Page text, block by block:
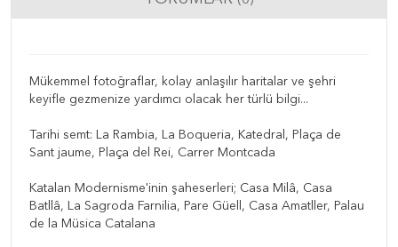
Mükemmel fotoğraflar, kolay anlaşılır haritalar ve şehri
keyifle gezmenize yardımcı olacak her türlü bilgi...
Tarihi semt: La Rambia, La Boqueria, Katedral, Plaça de
Sant jaume, Plaça del Rei, Carrer Montcada
Katalan Modernisme'inin şaheserleri; Casa Milâ, Casa
Batllâ, La Sagroda Farnilia, Pare Güell, Casa Amatller, Palau
de la Müsica Catalana